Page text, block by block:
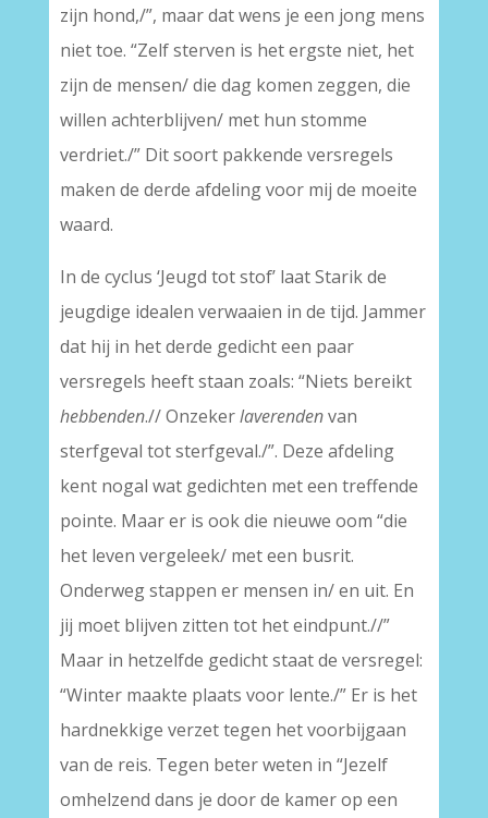
zijn hond,/”, maar dat wens je een jong mens
niet toe. “Zelf sterven is het ergste niet, het
zijn de mensen/ die dag komen zeggen, die
willen achterblijven/ met hun stomme
verdriet./” Dit soort pakkende versregels
maken de derde afdeling voor mij de moeite
waard.
In de cyclus ‘Jeugd tot stof’ laat Starik de
jeugdige idealen verwaaien in de tijd. Jammer
dat hij in het derde gedicht een paar
versregels heeft staan zoals: “Niets bereikt
hebbenden.// Onzekerlaverendenvan
sterfgeval tot sterfgeval./”. Deze afdeling
kent nogal wat gedichten met een treffende
pointe. Maar er is ook die nieuwe oom “die
het leven vergeleek/ met een busrit.
Onderweg stappen er mensen in/ en uit. En
jij moet blijven zitten tot het eindpunt.//”
Maar in hetzelfde gedicht staat de versregel:
“Winter maakte plaats voor lente./” Er is het
hardnekkige verzet tegen het voorbijgaan
van de reis. Tegen beter weten in “Jezelf
omhelzend dans je door de kamer op een